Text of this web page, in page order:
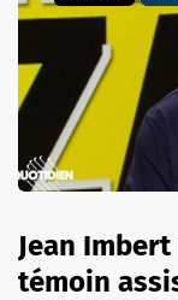
Jean
témoin